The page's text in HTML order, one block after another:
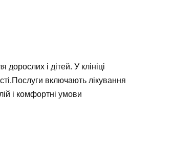
і дітей. У клініці
включають лікування
і комфортні умови